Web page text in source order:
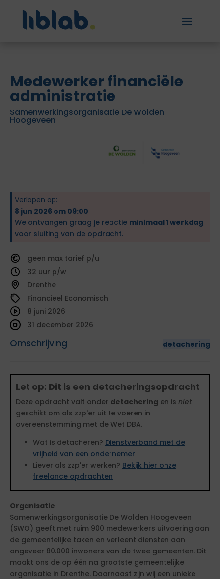
Medewerker financiële
administratie
Samenwerkingsorganisatie De Wolden
Hoogeveen
Verlopen op:
8 jun 2026 om 09:00
We ontvangen graag je reactie minimaal 1 werkdag
voor sluiting van de opdracht.
geen
tarief
32
Drenthe
Financieel Economisch
Omschrijving detachering
8 juni 2026
31 december 2026
Let op: Dit is een detacheringsopdracht
Deze opdracht valt onder detachering en is niet
geschikt om als zzp'er uit te voeren in
overeenstemming met de Wet DBA.
Wat is detacheren? Dienstverband met de
vrijheid van een ondernemer
Liever als zzp'er werken? Bekijk hier onze
freelance opdrachten
Organisatie
Samenwerkingsorganisatie De Wolden Hoogeveen
(SWO) geeft met ruim 900 medewerkers uitvoering aan
de gemeentelijke taken en verleent diensten aan
ongeveer 80.000 inwoners van de twee gemeenten. Dit
maakt ons de op één na grootste gemeentelijke
organisatie in Drenthe. Daarnaast zijn wij een unieke